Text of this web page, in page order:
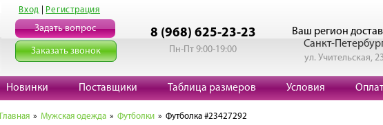
Вход Регистрация
Задать вопрос
Заказать звонок
8 (968) 625-23-23
Пн-Пт 9:00-19:00
Ваш регион
Санкт-
ул. Учительская,
Новинки Поставщики Таблица размеров Условия
Главная » Мужская одежда » Футболки » Футболка #23427292